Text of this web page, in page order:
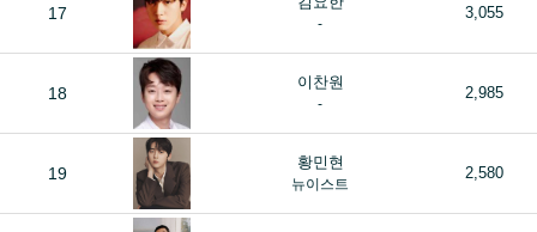
17
-
3,055
18
이찬원
-
2,985
19
황민현
뉴이스트
2,580